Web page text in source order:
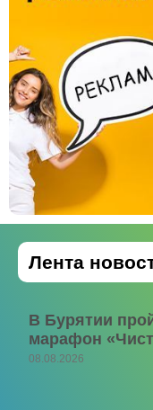
Лента
В Бурятии
марафон
08.08.2026